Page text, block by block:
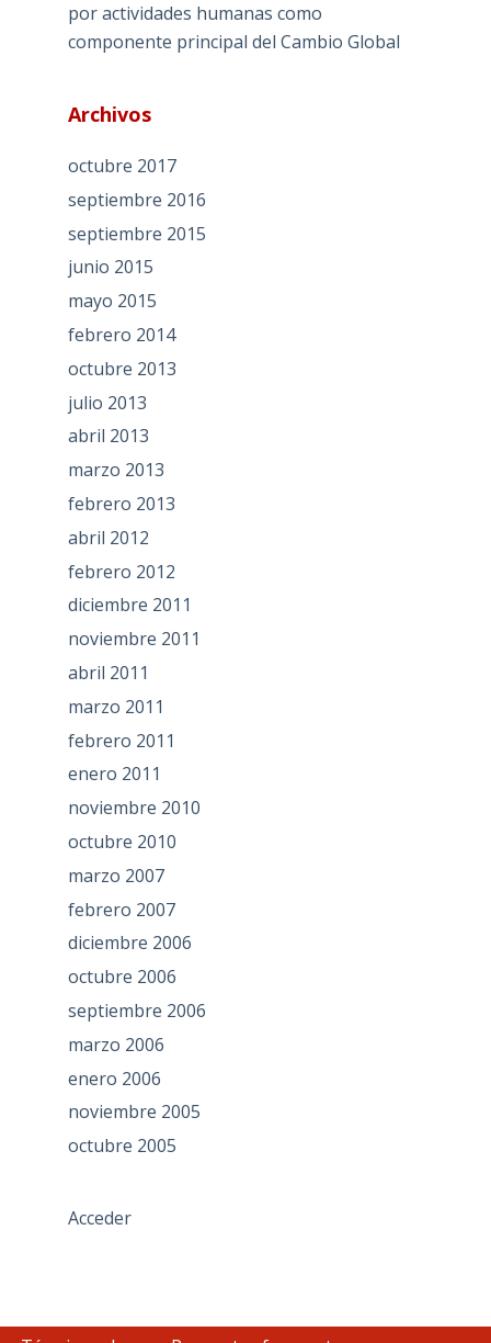
por actividades humanas como
componente principal del Cambio Global
Archivos
octubre 2017
septiembre 2016
septiembre 2015
junio 2015
mayo 2015
febrero 2014
octubre 2013
julio 2013
abril 2013
marzo 2013
febrero 2013
abril 2012
febrero 2012
diciembre 2011
noviembre 2011
abril 2011
marzo 2011
febrero 2011
enero 2011
noviembre 2010
octubre 2010
marzo 2007
febrero 2007
diciembre 2006
octubre 2006
septiembre 2006
marzo 2006
enero 2006
noviembre 2005
octubre 2005
Acceder